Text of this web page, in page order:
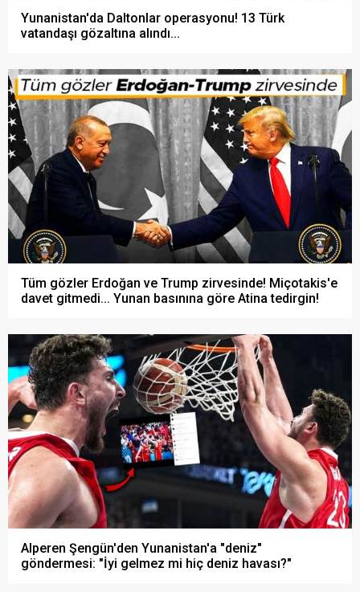
Yunanistan'da Daltonlar operasyonu! 13 Türk
vatandaşı gözaltına alındı...
Tüm gözler Erdoğan ve Trump zirvesinde! Miçotakis'e
davet gitmedi... Yunan basınına göre Atina tedirgin!
Alperen Şengün'den Yunanistan'a "deniz"
göndermesi: "İyi gelmez mi hiç deniz havası?"